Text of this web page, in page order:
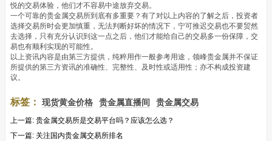
悦的交易体验，他们才不容易中途放弃交易。
一个可靠的贵金属交易所到底有多重要？有了对以上内容的了解之后，投资者
选择交易所时会更加慎重，无法判断好坏的情况下，宁可推迟交易也不要贸然
去选择，只有充分认识到这一点之后，他们才能给自己的交易多一份保障，交
易也有顺利实现的可能性。
以上资讯内容是由第三方提供，纯粹用作一般参考用途，领峰贵金属并不保证
所提供的第三方资讯的准确性、完整性、及时性或适用性；亦不构成投资建
议。
标签： 现货黄金价格 贵金属直播间 贵金属交易
上一篇: 贵金属交易所是交易平台吗？应该怎么选？
下一篇: 关注国内贵金属交易所排名